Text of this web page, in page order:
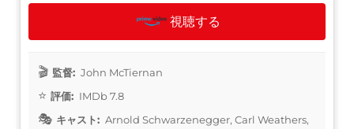
視聴する
監督: John McTiernan
評価: IMDb 7.8
キャスト: Arnold Schwarzenegger, Carl Weathers,